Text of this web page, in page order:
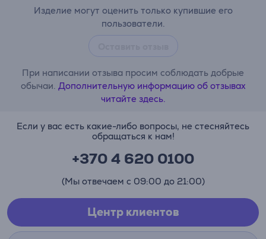
Изделие могут оценить только купившие его
пользователи.
При написании отзыва просим соблюдать добрые
обычаи. Дополнительную информацию об отзывах
читайте здесь.
Если у вас есть какие-либо вопросы, не стесняйтесь
обращаться к нам!
+370 4 620 0100
(Мы отвечаем с 09:00 до 21:00)
Центр клиентов